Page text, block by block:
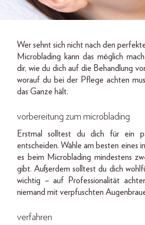
Wer sehnt sich nicht nach den
Microblading kann das möglich
dir, wie du dich auf die Behandlung
worauf du bei der Pflege achten
das Ganze hält.
vorbereitung zum microblading
Erstmal solltest du dich für ein
entscheiden. Wähle am besten eines
es beim Microblading mindestens
gibt. Außerdem solltest du dich
wichtig – auf Professionalität
niemand mit verpfuschten
verfahren